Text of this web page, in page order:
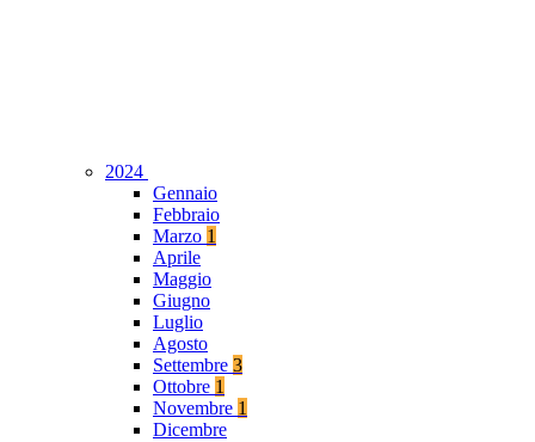
2024
Gennaio
Febbraio
Marzo 1
Aprile
Maggio
Giugno
Luglio
Agosto
Settembre 3
Ottobre 1
Novembre 1
Dicembre